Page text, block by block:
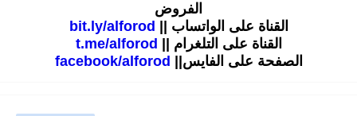
الفروض
القناة على الواتساب ||
bit.ly/alforod
القناة على التلغرام ||
t.me/alforod
الصفحة على الفايس||
facebook/alforod